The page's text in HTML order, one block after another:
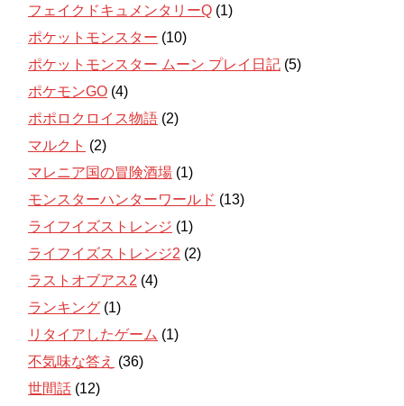
フェイクドキュメンタリーQ (1)
ポケットモンスター (10)
ポケットモンスター ムーン プレイ日記 (5)
ポケモンGO (4)
ポポロクロイス物語 (2)
マルクト (2)
マレニア国の冒険酒場 (1)
モンスターハンターワールド (13)
ライフイズストレンジ (1)
ライフイズストレンジ2 (2)
ラストオブアス2 (4)
ランキング (1)
リタイアしたゲーム (1)
不気味な答え (36)
世間話 (12)